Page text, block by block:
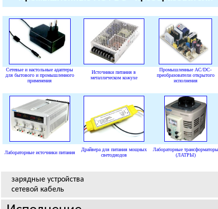
Сетевые и настольные адаптеры
для бытового и промышленного
применения
Источники питания в
металлическом кожухе
Промышленные AC/DC-
преобразователи открытого
исполнения
Лабораторные источники питания
Драйвера для питания мощных
светодиодов
Лабораторные трансформаторы
(ЛАТРЫ)
зарядные устройства
сетевой кабель